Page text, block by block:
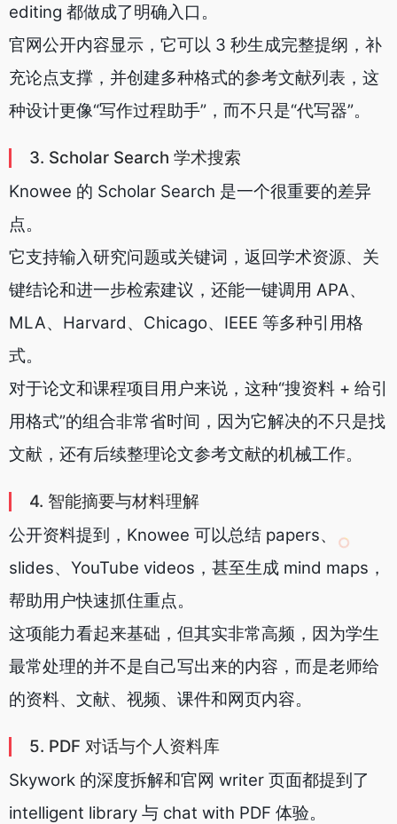
editing 都做成了明确入口。
官网公开内容显示，它可以 3 秒生成完整提纲，补
充论点支撑，并创建多种格式的参考文献列表，这
种设计更像“写作过程助手”，而不只是“代写器”。
3. Scholar Search 学术搜索
Knowee 的 Scholar Search 是一个很重要的差异
点。
它支持输入研究问题或关键词，返回学术资源、关
键结论和进一步检索建议，还能一键调用 APA、
MLA、Harvard、Chicago、IEEE 等多种引用格
式。
对于论文和课程项目用户来说，这种“搜资料 + 给引
用格式”的组合非常省时间，因为它解决的不只是找
文献，还有后续整理论文参考文献的机械工作。
4. 智能摘要与材料理解
公开资料提到，Knowee 可以总结 papers、
slides、YouTube videos，甚至生成 mind maps，
帮助用户快速抓住重点。
这项能力看起来基础，但其实非常高频，因为学生
最常处理的并不是自己写出来的内容，而是老师给
的资料、文献、视频、课件和网页内容。
5. PDF 对话与个人资料库
Skywork 的深度拆解和官网 writer 页面都提到了
intelligent library 与 chat with PDF 体验。